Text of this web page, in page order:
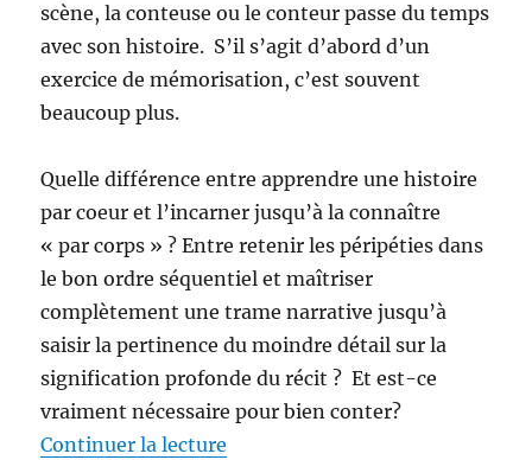
scène, la conteuse ou le conteur passe du temps
avec son histoire. S’il s’agit d’abord d’un
exercice de mémorisation, c’est souvent
beaucoup plus.
Quelle différence entre apprendre une histoire
par coeur et l’incarner jusqu’à la connaître
« par corps » ? Entre retenir les péripéties dans
le bon ordre séquentiel et maîtriser
complètement une trame narrative jusqu’à
saisir la pertinence du moindre détail sur la
signification profonde du récit ? Et est-ce
vraiment nécessaire pour bien conter?
Continuer la lecture